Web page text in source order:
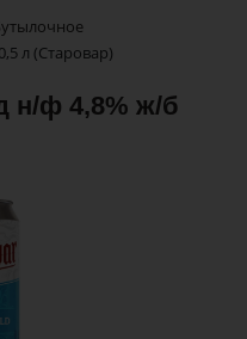
л (Старовар)
н/ф 4,8% ж/б